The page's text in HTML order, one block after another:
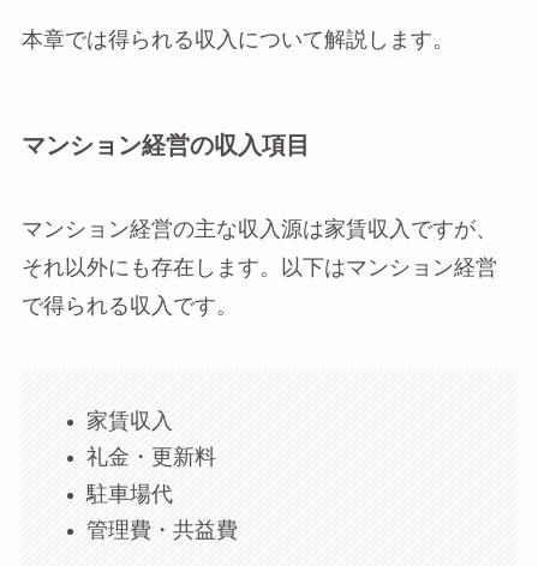
本章では得られる収入について解説します。
マンション経営の収入項目
マンション経営の主な収入源は家賃収入ですが、
それ以外にも存在します。以下はマンション経営
で得られる収入です。
家賃収入
礼金・更新料
駐車場代
管理費・共益費